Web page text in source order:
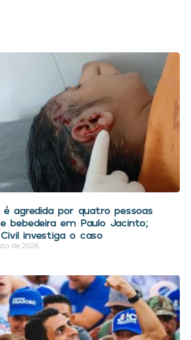
é agredida por quatro pessoas
bebedeira em Paulo Jacinto;
Civil investiga o caso
de 2026